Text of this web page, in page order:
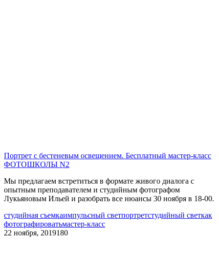
Портрет с бестеневым освещением. Бесплатный мастер-класс
ФОТОШКОЛЫ N2
Мы предлагаем встретиться в формате живого диалога с
опытным преподавателем и студийным фотографом
Лукьяновым Ильей и разобрать все нюансы 30 ноября в 18-00.
студийная съемкаимпульсный светпортретстудийный светкак
фотографироватьмастер-класс
22 ноября, 2019180